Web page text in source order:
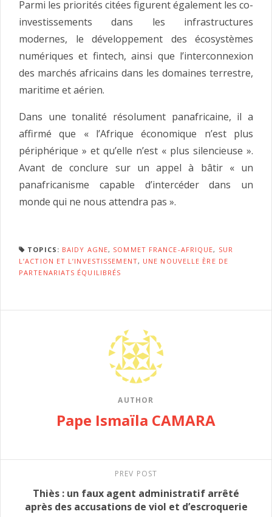
Parmi les priorités citées figurent également les co-
investissements dans les infrastructures
modernes, le développement des écosystèmes
numériques et fintech, ainsi que l’interconnexion
des marchés africains dans les domaines terrestre,
maritime et aérien.
Dans une tonalité résolument panafricaine, il a
affirmé que « l’Afrique économique n’est plus
périphérique » et qu’elle n’est « plus silencieuse ».
Avant de conclure sur un appel à bâtir « un
panafricanisme capable d’intercéder dans un
monde qui ne nous attendra pas ».
TOPICS: BAIDY AGNE, SOMMET FRANCE-AFRIQUE, SUR
L’ACTION ET L’INVESTISSEMENT, UNE NOUVELLE ÈRE DE
PARTENARIATS ÉQUILIBRÉS
AUTHOR
Pape Ismaïla CAMARA
PREV POST
Thiès : un faux agent administratif arrêté
après des accusations de viol et d’escroquerie